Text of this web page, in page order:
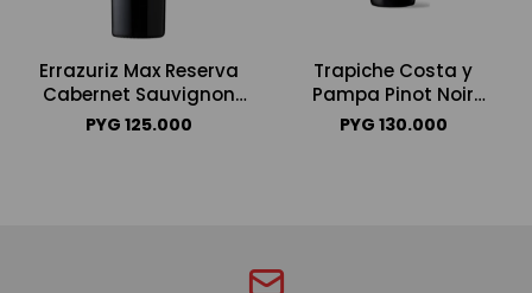
Errazuriz Max Reserva
Cabernet Sauvignon
750ml
PYG 125.000
Trapiche Costa y
Pampa Pinot Noir
750ml
PYG 130.000